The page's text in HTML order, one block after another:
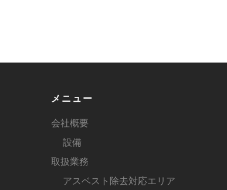
メニュー
会社概要
設備
取扱業務
アスベスト除去対応エリア